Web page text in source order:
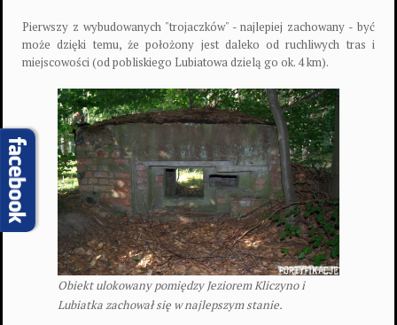
Pierwszy z wybudowanych "trojaczków" - najlepiej zachowany - być
może dzięki temu, że położony jest daleko od ruchliwych tras i
miejscowości (od pobliskiego Lubiatowa dzielą go ok. 4 km).
Obiekt ulokowany pomiędzy Jeziorem Kliczyno i
Lubiatka zachował się w najlepszym stanie.